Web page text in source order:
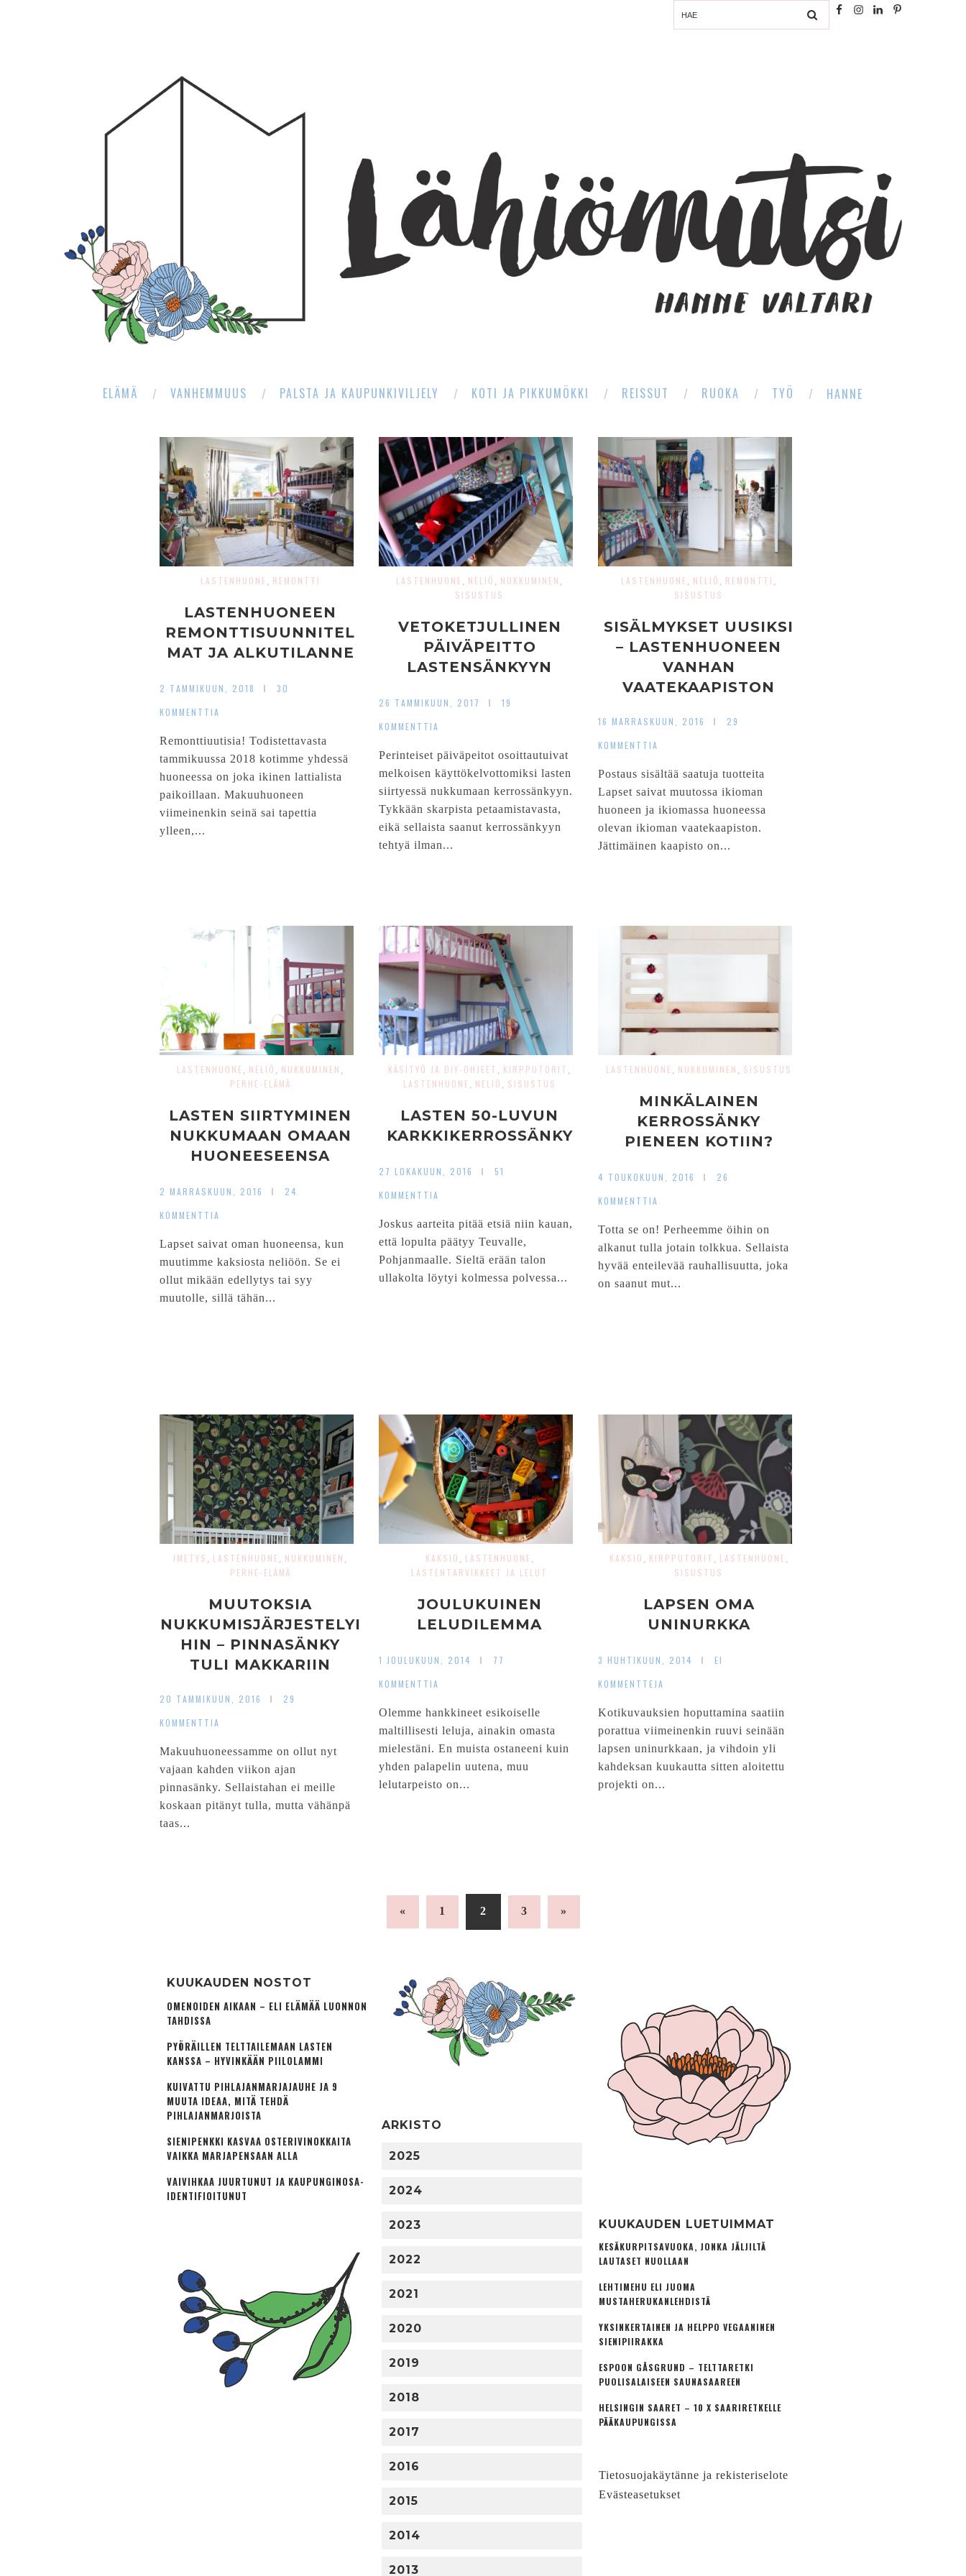
ELÄMÄ VANHEMMUUS PALSTA JA KAUPUNKIVILJELY KOTI JA PIKKUMÖKKI REISSUT RUOKA TYÖ HANNE
LASTENHUONE , REMONTTI
LASTENHUONEEN
REMONTTISUUNNITEL
MAT JA ALKUTILANNE
2 TAMMIKUUN, 2018
30
KOMMENTTIA
Remonttiuutisia! Todistettavasta
tammikuussa 2018 kotimme yhdessä
huoneessa on joka ikinen lattialista
paikoillaan. Makuuhuoneen
viimeinenkin seinä sai tapettia
ylleen,...
LASTENHUONE , NELIÖ , NUKKUMINEN ,
SISUSTUS
VETOKETJULLINEN
PÄIVÄPEITTO
LASTENSÄNKYYN
26 TAMMIKUUN, 2017
19
KOMMENTTIA
Perinteiset päiväpeitot osoittautuivat
melkoisen käyttökelvottomiksi lasten
siirtyessä nukkumaan kerrossänkyyn.
Tykkään skarpista petaamistavasta,
eikä sellaista saanut kerrossänkyyn
tehtyä ilman...
LASTENHUONE , NELIÖ , REMONTTI ,
SISUSTUS
SISÄLMYKSET UUSIKSI
– LASTENHUONEEN
VANHAN
VAATEKAAPISTON
16 MARRASKUUN, 2016
29
KOMMENTTIA
Postaus sisältää saatuja tuotteita
Lapset saivat muutossa ikioman
huoneen ja ikiomassa huoneessa
olevan ikioman vaatekaapiston.
Jättimäinen kaapisto on...
LASTENHUONE , NELIÖ , NUKKUMINEN ,
PERHE-ELÄMÄ
LASTEN SIIRTYMINEN
NUKKUMAAN OMAAN
HUONEESEENSA
2 MARRASKUUN, 2016
24
KOMMENTTIA
Lapset saivat oman huoneensa, kun
muutimme kaksiosta neliöön. Se ei
ollut mikään edellytys tai syy
muutolle, sillä tähän...
KÄSITYÖ JA DIY-OHJEET , KIRPPUTORIT ,
LASTENHUONE , NELIÖ , SISUSTUS
LASTEN 50-LUVUN
KARKKIKERROSSÄNKY
27 LOKAKUUN, 2016
51
KOMMENTTIA
Joskus aarteita pitää etsiä niin kauan,
että lopulta päätyy Teuvalle,
Pohjanmaalle. Sieltä erään talon
ullakolta löytyi kolmessa polvessa...
LASTENHUONE , NUKKUMINEN , SISUSTUS
MINKÄLAINEN
KERROSSÄNKY
PIENEEN KOTIIN?
4 TOUKOKUUN, 2016
26
KOMMENTTIA
Totta se on! Perheemme öihin on
alkanut tulla jotain tolkkua. Sellaista
hyvää enteilevää rauhallisuutta, joka
on saanut mut...
IMETYS , LASTENHUONE , NUKKUMINEN ,
PERHE-ELÄMÄ
MUUTOKSIA
NUKKUMISJÄRJESTELYI
HIN – PINNASÄNKY
TULI MAKKARIIN
20 TAMMIKUUN, 2016
29
KOMMENTTIA
Makuuhuoneessamme on ollut nyt
vajaan kahden viikon ajan
pinnasänky. Sellaistahan ei meille
koskaan pitänyt tulla, mutta vähänpä
taas...
KAKSIO , LASTENHUONE ,
LASTENTARVIKKEET JA LELUT
JOULUKUINEN
LELUDILEMMA
1 JOULUKUUN, 2014
77
KOMMENTTIA
Olemme hankkineet esikoiselle
maltillisesti leluja, ainakin omasta
mielestäni. En muista ostaneeni kuin
yhden palapelin uutena, muu
lelutarpeisto on...
KAKSIO , KIRPPUTORIT , LASTENHUONE ,
SISUSTUS
LAPSEN OMA
UNINURKKA
3 HUHTIKUUN, 2014
EI
KOMMENTTEJA
Kotikuvauksien hoputtamina saatiin
porattua viimeinenkin ruuvi seinään
lapsen uninurkkaan, ja vihdoin yli
kahdeksan kuukautta sitten aloitettu
projekti on...
« 1 2 3 »
KUUKAUDEN NOSTOT
OMENOIDEN AIKAAN – ELI ELÄMÄÄ LUONNON
TAHDISSA
PYÖRÄILLEN TELTTAILEMAAN LASTEN
KANSSA – HYVINKÄÄN PIILOLAMMI
KUIVATTU PIHLAJANMARJAJAUHE JA 9
MUUTA IDEAA, MITÄ TEHDÄ
PIHLAJANMARJOISTA
SIENIPENKKI KASVAA OSTERIVINOKKAITA
VAIKKA MARJAPENSAAN ALLA
VAIVIHKAA JUURTUNUT JA KAUPUNGINOSA­
IDENTIFIOITUNUT
ARKISTO
2025
2024
2023
2022
2021
2020
2019
2018
2017
2016
2015
2014
2013
KUUKAUDEN LUETUIMMAT
KESÄKURPITSAVUOKA, JONKA JÄLJILTÄ
LAUTASET NUOLLAAN
LEHTIMEHU ELI JUOMA
MUSTAHERUKANLEHDISTÄ
YKSINKERTAINEN JA HELPPO VEGAANINEN
SIENIPIIRAKKA
ESPOON GÅSGRUND – TELTTARETKI
PUOLISALAISEEN SAUNASAAREEN
HELSINGIN SAARET – 10 X SAARIRETKELLE
PÄÄKAUPUNGISSA
Tietosuojakäytänne ja rekisteriselote
Evästeasetukset